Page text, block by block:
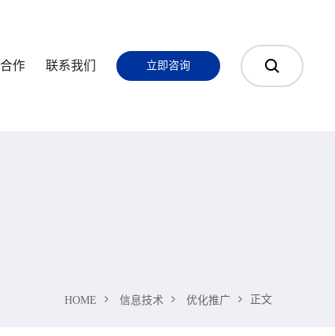
作 联系我们 立即咨询
HOME 信息技术 优化推广 正文